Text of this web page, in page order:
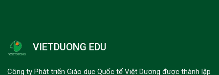
VIETDUONG EDU
Công ty Phát triển Giáo dục Quốc tế Việt Dương được thành lập